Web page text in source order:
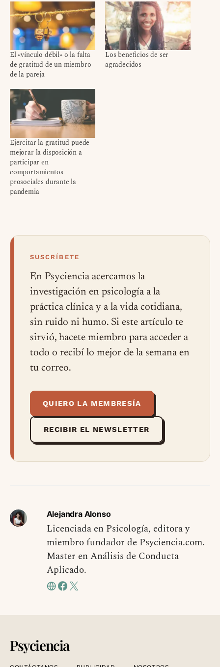
El «vínculo débil» o la falta
de gratitud de un miembro
de la pareja
Los beneficios de ser
agradecidos
Ejercitar la gratitud puede
mejorar la disposición a
participar en
comportamientos
prosociales durante la
pandemia
SUSCRÍBETE
En Psyciencia acercamos la
investigación en psicología a la
práctica clínica y a la vida cotidiana,
sin ruido ni humo. Si este artículo te
sirvió, hacete miembro para acceder a
todo o recibí lo mejor de la semana en
tu correo.
QUIERO LA MEMBRESÍA
RECIBIR EL NEWSLETTER
Alejandra Alonso
Licenciada en Psicología, editora y
miembro fundador de Psyciencia.com.
Master en Análisis de Conducta
Aplicado.
Psyciencia